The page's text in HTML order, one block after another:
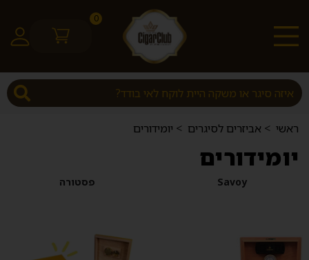
0
ראשי > אביזרים לסיגרים > יומידורים
יומידורים
פסטורה Savoy